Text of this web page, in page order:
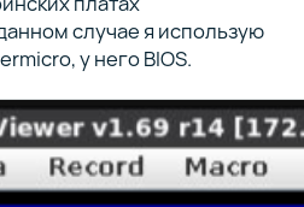
случае я использую
у него BIOS.